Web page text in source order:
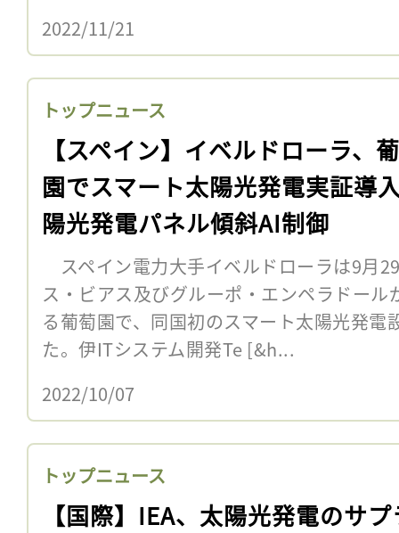
2022/11/21
トップニュース
【スペイン】イベルドローラ、
園でスマート太陽光発電実証導
陽光発電パネル傾斜AI制御
スペイン電力大手イベルドローラは9月
ス・ビアス及びグルーポ・エンペラドー
る葡萄園で、同国初のスマート太陽光発電
た。伊ITシステム開発Te [&h...
2022/10/07
トップニュース
【国際】IEA、太陽光発電のサ